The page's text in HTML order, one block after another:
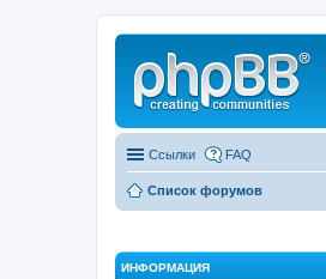
Ссылки FAQ
Список форумов
ИНФОРМАЦИЯ